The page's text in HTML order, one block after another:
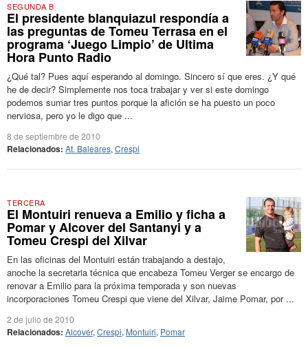
SEGUNDA B
El presidente blanquiazul respondía a
las preguntas de Tomeu Terrasa en el
programa ‘Juego Limpio’ de Ultima
Hora Punto Radio
¿Qué tal? Pues aquí esperando al domingo. Sincero sí que eres. ¿Y qué
he de decir? Simplemente nos toca trabajar y ver si este domingo
podemos sumar tres puntos porque la afición se ha puesto un poco
nerviosa, pero yo le digo que ...
8 de septiembre de 2010
Relacionados: At. Baleares, Crespi
TERCERA
El Montuiri renueva a Emilio y ficha a
Pomar y Alcover del Santanyi y a
Tomeu Crespi del Xilvar
En las oficinas del Montuiri están trabajando a destajo,
anoche la secretaria técnica que encabeza Tomeu Verger se encargo de
renovar a Emilio para la próxima temporada y son nuevas
incorporaciones Tomeu Crespi que viene del Xilvar, Jaime Pomar, por ...
2 de julio de 2010
Relacionados: Alcover, Crespi, Montuiri, Pomar